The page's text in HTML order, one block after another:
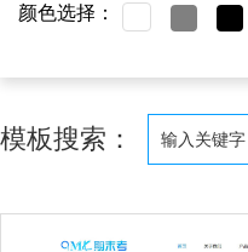
颜色选择：
模板搜索：